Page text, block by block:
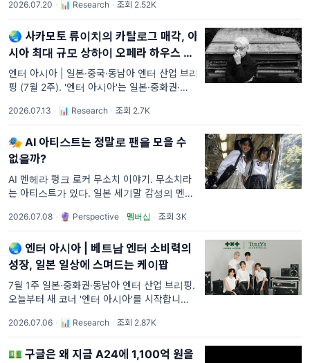
주요 뉴스를 5분 안에 파악할 수 있게 정리합니
다. 유료 구독을 하면 분석 콘텐츠, 최신 리포트
와 함께
2026.07.20 · 📊 Research · 조회 2.52K
🌏 사카모토 류이치의 카탈로그 매각, 아
시아 최대 규모 상하이 오페라 하우스 공
식 개관 임박
엔터 아시아 | 일본·중국·동남아 엔터 산업 브리
핑 (7월 2주). '엔터 아시아'는 일본·중화권·동남
요 뉴스를 5분 안에 파악할 수 있게 정리합니
다. 유료 구독을 하면 분석 콘텐츠, 최신 리포트
와 함께
2026.07.13 · 📊 Research · 조회 2.7K
🎭 AI 아티스트는 정말로 팬을 모을 수
없을까?
AI 멘헤라 펑크 로커 무소치 이야기. 무소치라
는 아티스트가 있다. 일본 세기말 감성의 멘헤
비디오도 전부 AI가 만들었다. 사람이 쓴 건 가
사 뿐이다. 그런데 이 곡의 댓글창
2026.07.08 · 🔮 Perspective · 멤버십 · 조회 3K
🌏 엔터 아시아 | 베트남 엔터 소비력의
성장, 일본 일상에 스며드는 케이팝
7월 1주 일본·중화권·동남아 엔터 산업 브리핑.
오늘부터 새 코너 '엔터 아시아'를 시작합니다.
의 주간 브리핑입니다. 아시아 시장의 중요성에
비해 현지 뉴스를 한국어로 요약/소개하
2026.07.06 · 📊 Research · 조회 2.87K
💵 구글은 왜 지금 A24에 1,100억 원을